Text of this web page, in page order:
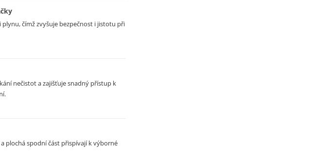
čímž zvyšuje bezpečnost i jistotu při
nečistot a zajišťuje snadný přístup k
plochá spodní část přispívají k výborné